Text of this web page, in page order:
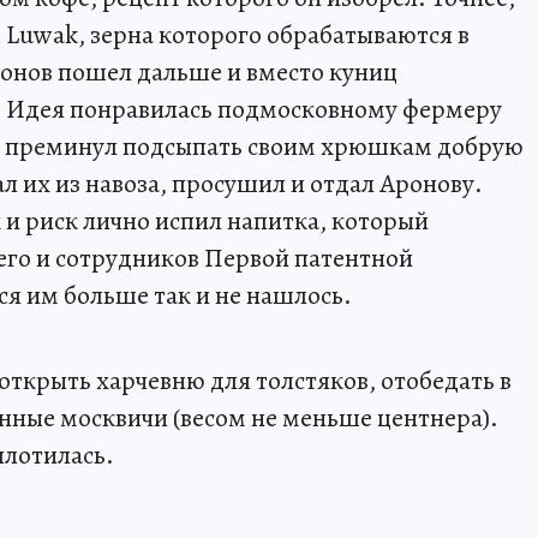
зерна которого обрабатываются в
пошел дальше и вместо куниц
понравилась подмосковному фермеру
преминул подсыпать своим хрюшкам добрую
их из навоза, просушил и отдал Аронову.
риск лично испил напитка, который
и сотрудников Первой патентной
им больше так и не нашлось.
харчевню для толстяков, отобедать в
москвичи (весом не меньше центнера).